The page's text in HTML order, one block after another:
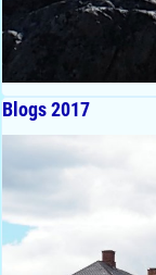
Blogs 2017